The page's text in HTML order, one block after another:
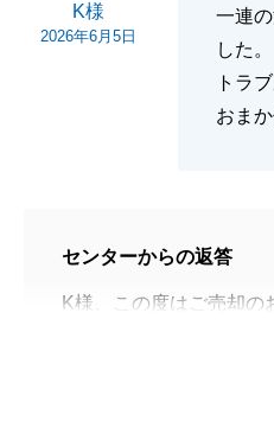
K様
2026年6月5日
一連
した。
トラ
おま
センターからの返答
K様、この度はご売却の
K様のご協力のお陰で